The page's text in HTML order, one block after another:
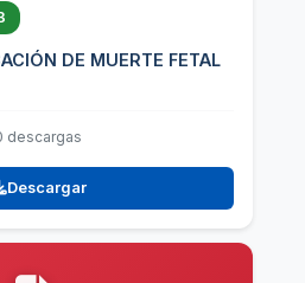
DE MUERTE FETAL
descargas
Descargar